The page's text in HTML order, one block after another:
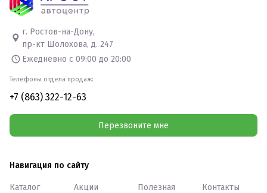
г. Ростов-на-Дону,
пр-кт Шолохова, д. 247
Ежедневно с 09:00 до 20:00
Телефоны отдела продаж:
+7 (863) 322-12-63
Перезвоните мне
Навигация по сайту
Каталог
Акции
Полезная
Контакты